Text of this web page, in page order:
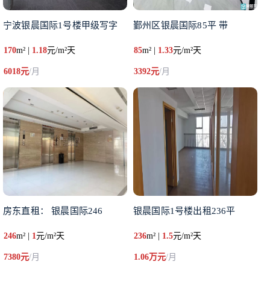
宁波银晨国际1号楼甲级写字
170m² | 1.18元/m²天
6018元/月
鄞州区银晨国际85平 带
85m² | 1.33元/m²天
3392元/月
房东直租： 银晨国际246
246m² | 1元/m²天
7380元/月
银晨国际1号楼出租236平
236m² | 1.5元/m²天
1.06万元/月